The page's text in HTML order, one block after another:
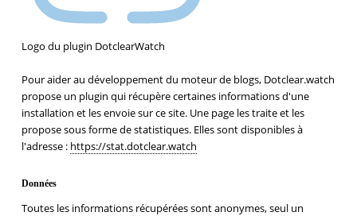
Logo du plugin DotclearWatch
Pour aider au développement du moteur de blogs, Dotclear.watch
propose un plugin qui récupère certaines informations d'une
installation et les envoie sur ce site. Une page les traite et les
propose sous forme de statistiques. Elles sont disponibles à
l'adresse : https://stat.dotclear.watch
Données
Toutes les informations récupérées sont anonymes, seul un